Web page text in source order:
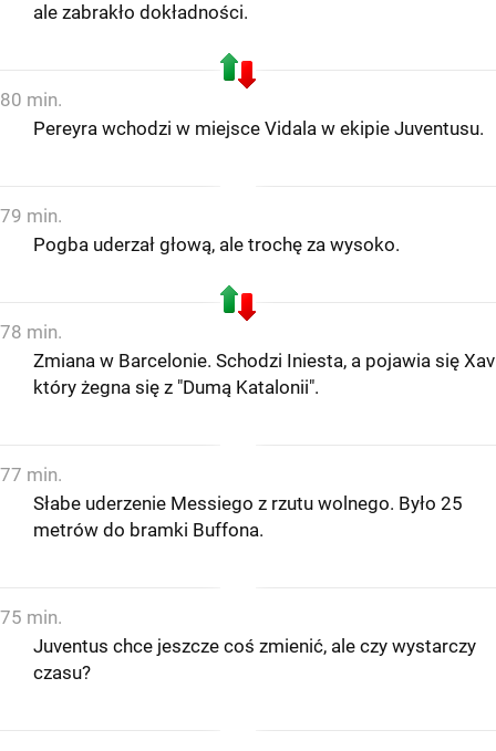
ale zabrakło dokładności.
80 min.
Pereyra wchodzi w miejsce Vidala w ekipie Juventusu.
79 min.
Pogba uderzał głową, ale trochę za wysoko.
78 min.
Zmiana w Barcelonie. Schodzi Iniesta, a pojawia się
który żegna się z "Dumą Katalonii".
77 min.
Słabe uderzenie Messiego z rzutu wolnego. Było 25
metrów do bramki Buffona.
75 min.
Juventus chce jeszcze coś zmienić, ale czy wystarczy
czasu?